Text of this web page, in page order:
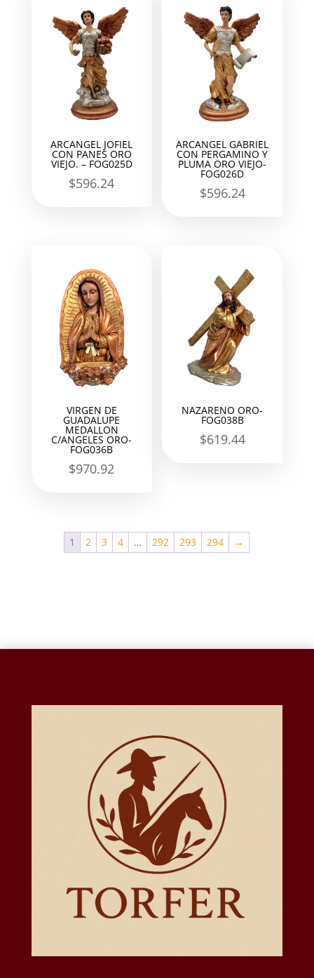
ARCANGEL JOFIEL
CON PANES ORO
VIEJO. – FOG025D
$596.24
ARCANGEL GABRIEL
CON PERGAMINO Y
PLUMA ORO VIEJO-
FOG026D
$596.24
VIRGEN DE
GUADALUPE
MEDALLON
C/ANGELES ORO-
FOG036B
$970.92
NAZARENO ORO-
FOG038B
$619.44
1 2 3 4 … 292 293 294 →